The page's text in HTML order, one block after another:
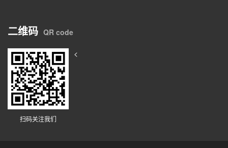
二维码 QR code
扫码关注我们
<